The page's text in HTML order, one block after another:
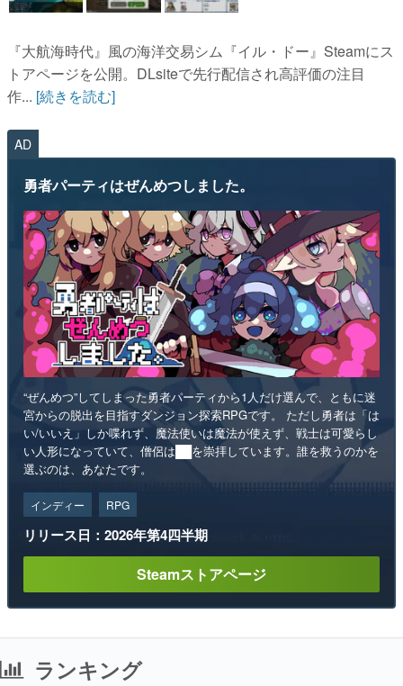
運営：株式会社マレ
『大航海時代』風の海洋交易シム『イル・ドー』Steamにス
トアページを公開。DLsiteで先行配信され高評価の注目
作... [続きを読む]
AD
勇者パーティはぜんめつしました。
“ぜんめつ”してしまった勇者パーティから1人だけ選んで、ともに迷
宮からの脱出を目指すダンジョン探索RPGです。 ただし勇者は「は
い/いいえ」しか喋れず、魔法使いは魔法が使えず、戦士は可愛らし
い人形になっていて、僧侶は██を崇拝しています。誰を救うのかを
選ぶのは、あなたです。
インディー RPG
リリース日：2026年第4四半期
Steamストアページ
ランキング